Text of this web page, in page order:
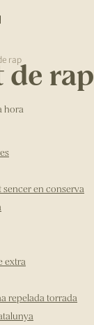
rap
de rap
hora
en conserva
extra
repelada torrada